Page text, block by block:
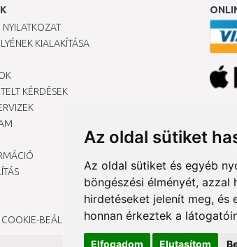
Az oldal sütiket
Az oldal sütiket és egyéb
böngészési élményét,
hirdetéseket jelenít meg, és
honnan érkeztek a
Elfogadom Elutasítom
KIALAKÍTÁSA
KÉRDÉSEK
BEÁLLÍTÁSAIMAT